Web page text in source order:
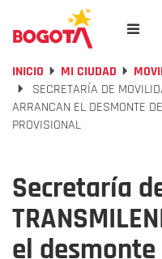
INICIO MI CIUDAD
SECRETARÍA DE
ARRANCAN EL DESMONTE
PROVISIONAL
Secretaría
el